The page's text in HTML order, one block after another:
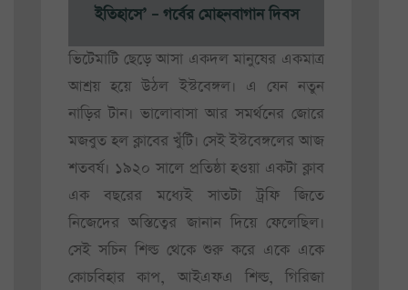
ইতিহাসে’ – গর্বের মোহনবাগান দিবস
ভিটেমাটি ছেড়ে আসা একদল মানুষের একমাত্র
আশ্রয় হয়ে উঠল ইস্টবেঙ্গল। এ যেন নতুন
নাড়ির টান। ভালোবাসা আর সমর্থনের জোরে
মজবুত হল ক্লাবের খুঁটি। সেই ইস্টবেঙ্গলের আজ
শতবর্ষ। ১৯২০ সালে প্রতিষ্ঠা হওয়া একটা ক্লাব
এক বছরের মধ্যেই সাতটা ট্রফি জিতে
নিজেদের অস্তিত্বের জানান দিয়ে ফেলেছিল।
সেই সচিন শিল্ড থেকে শুরু করে একে একে
কোচবিহার কাপ, আইএফএ শিল্ড, গিরিজা